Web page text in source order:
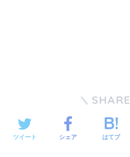
SHARE
ツイート シェア はてブ